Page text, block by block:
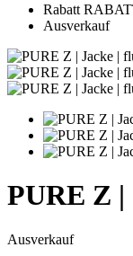
Rabatt
Ausverkauf
PURE Z |
Ausverkauf